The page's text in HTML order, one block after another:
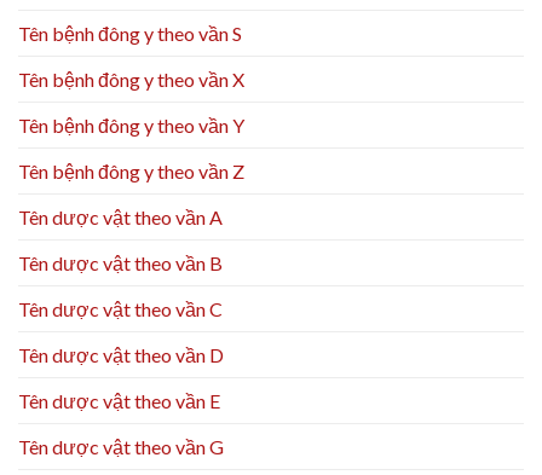
Tên bệnh đông y theo vần S
Tên bệnh đông y theo vần X
Tên bệnh đông y theo vần Y
Tên bệnh đông y theo vần Z
Tên dược vật theo vần A
Tên dược vật theo vần B
Tên dược vật theo vần C
Tên dược vật theo vần D
Tên dược vật theo vần E
Tên dược vật theo vần G